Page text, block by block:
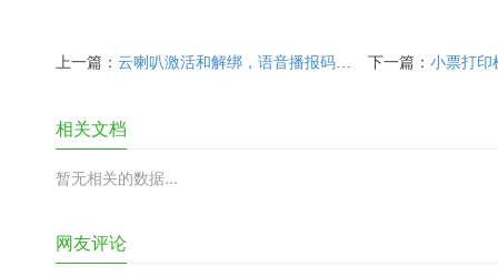
上一篇： 云喇叭激活和解绑，语音播报码牌，音箱， 下一篇： 小票打印
相关文档
暂无相关的数据...
网友评论